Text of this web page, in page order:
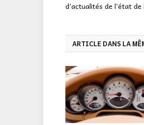
d’actualités de l’état
ARTICLE DANS LA